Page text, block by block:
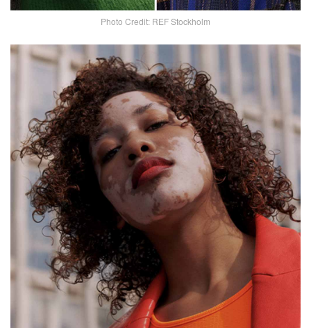
Photo Credit: REF Stockholm